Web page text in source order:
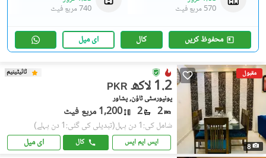
570 مربع فیٹ
740 مربع فیٹ
محفوظ کریں کال ای میل
مقبول
8
ٹائیٹینیم
PKR 1.2 لاکھ
یونیورسٹی ٹاؤن, پشاور
2
2 1,200 مربع فیٹ
شامل کی:1 دن پہل (تبدیلی کی گئی:1 دن پہلے)
ایس ایم ایس کال ای میل